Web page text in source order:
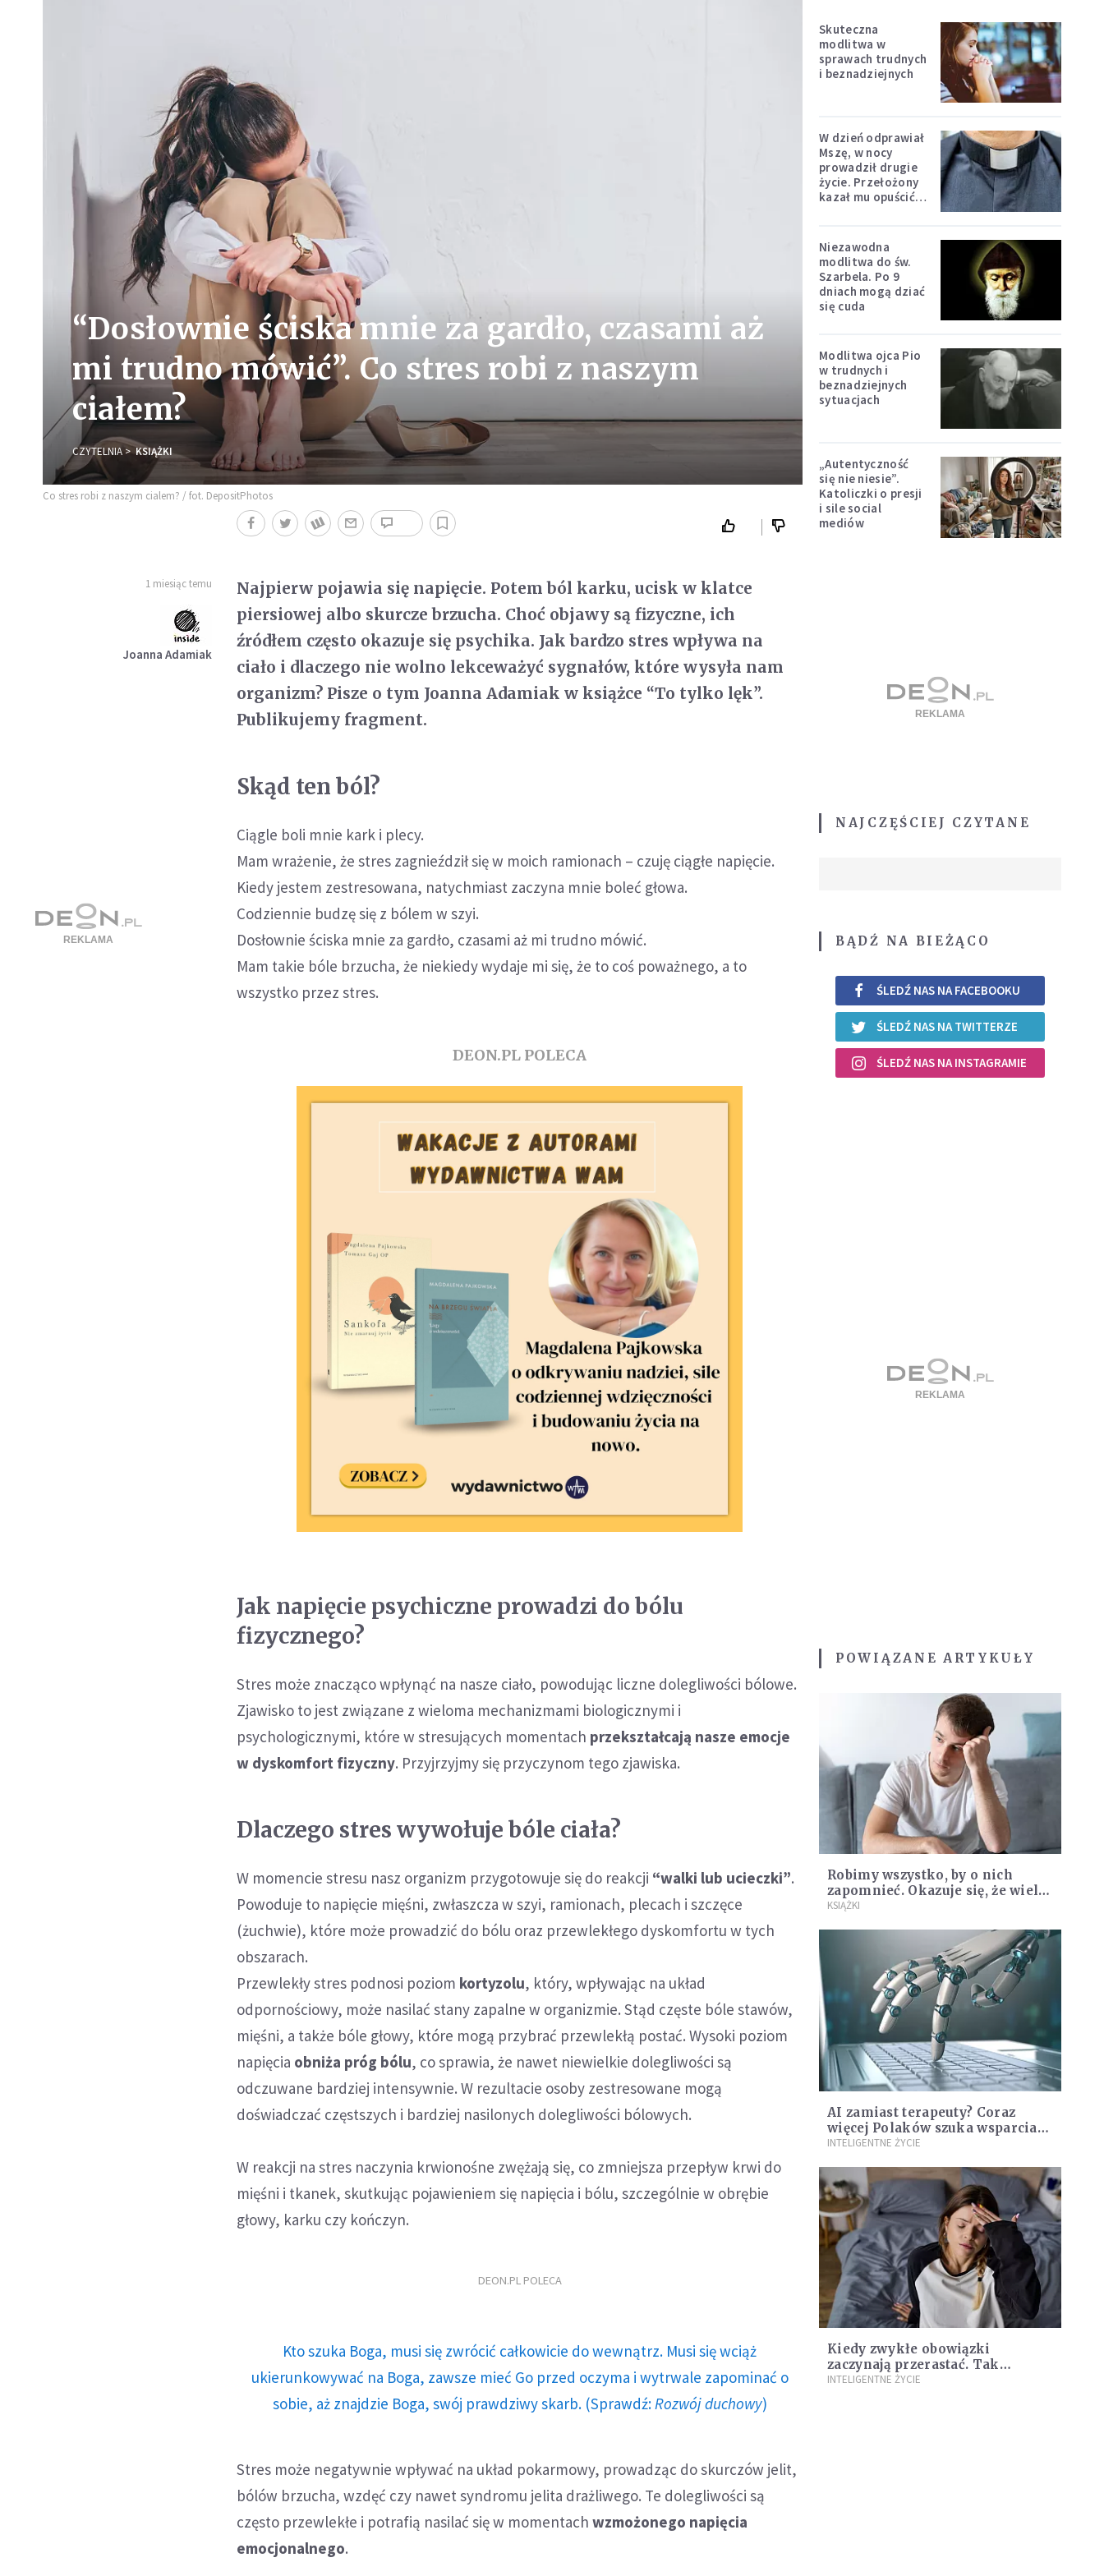
“Dosłownie ściska mnie za gardło, czasami aż
mi trudno mówić”. Co stres robi z naszym
ciałem?
CZYTELNIA KSIĄŻKI
Co stres robi z naszym cialem? / fot. DepositPhotos
1 miesiąc temu
Joanna Adamiak
Najpierw pojawia się napięcie. Potem ból karku, ucisk w klatce
piersiowej albo skurcze brzucha. Choć objawy są fizyczne, ich
źródłem często okazuje się psychika. Jak bardzo stres wpływa na
ciało i dlaczego nie wolno lekceważyć sygnałów, które wysyła nam
organizm? Pisze o tym Joanna Adamiak w książce “To tylko lęk”.
Publikujemy fragment.
Skąd ten ból?
Ciągle boli mnie kark i plecy.
Mam wrażenie, że stres zagnieździł się w moich ramionach – czuję ciągłe napięcie.
Kiedy jestem zestresowana, natychmiast zaczyna mnie boleć głowa.
Codziennie budzę się z bólem w szyi.
Dosłownie ściska mnie za gardło, czasami aż mi trudno mówić.
Mam takie bóle brzucha, że niekiedy wydaje mi się, że to coś poważnego, a to
wszystko przez stres.
DEON.PL POLECA
Jak napięcie psychiczne prowadzi do bólu
fizycznego?
Stres może znacząco wpłynąć na nasze ciało, powodując liczne dolegliwości bólowe.
Zjawisko to jest związane z wieloma mechanizmami biologicznymi i
psychologicznymi, które w stresujących momentach przekształcają nasze emocje
w dyskomfort fizyczny. Przyjrzyjmy się przyczynom tego zjawiska.
Dlaczego stres wywołuje bóle ciała?
W momencie stresu nasz organizm przygotowuje się do reakcji “walki lub ucieczki”.
Powoduje to napięcie mięśni, zwłaszcza w szyi, ramionach, plecach i szczęce
(żuchwie), które może prowadzić do bólu oraz przewlekłego dyskomfortu w tych
obszarach.
Przewlekły stres podnosi poziom kortyzolu, który, wpływając na układ
odpornościowy, może nasilać stany zapalne w organizmie. Stąd częste bóle stawów,
mięśni, a także bóle głowy, które mogą przybrać przewlekłą postać. Wysoki poziom
napięcia obniża próg bólu, co sprawia, że nawet niewielkie dolegliwości są
odczuwane bardziej intensywnie. W rezultacie osoby zestresowane mogą
doświadczać częstszych i bardziej nasilonych dolegliwości bólowych.
W reakcji na stres naczynia krwionośne zwężają się, co zmniejsza przepływ krwi do
mięśni i tkanek, skutkując pojawieniem się napięcia i bólu, szczególnie w obrębie
głowy, karku czy kończyn.
DEON.PL POLECA
Kto szuka Boga, musi się zwrócić całkowicie do wewnątrz. Musi się wciąż
ukierunkowywać na Boga, zawsze mieć Go przed oczyma i wytrwale zapominać o
sobie, aż znajdzie Boga, swój prawdziwy skarb. (Sprawdź: Rozwój duchowy)
Stres może negatywnie wpływać na układ pokarmowy, prowadząc do skurczów jelit,
bólów brzucha, wzdęć czy nawet syndromu jelita drażliwego. Te dolegliwości są
często przewlekłe i potrafią nasilać się w momentachwzmożonego napięcia
emocjonalnego.
Skuteczna
modlitwa w
sprawach trudnych
i beznadziejnych
W dzień odprawiał
Mszę, w nocy
prowadził drugie
życie. Przełożony
kazał mu opuścić
Niezawodna
modlitwa do św.
Szarbela. Po 9
dniach mogą dziać
się cuda
Modlitwa ojca Pio
w trudnych i
beznadziejnych
sytuacjach
„Autentyczność
się nie niesie”.
Katoliczki o presji
i sile social
mediów
NAJCZĘŚCIEJ CZYTANE
BĄDŹ NA BIEŻĄCO
ŚLEDŹ NAS NA FACEBOOKU
ŚLEDŹ NAS NA TWITTERZE
ŚLEDŹ NAS NA INSTAGRAMIE
POWIĄZANE ARTYKUŁY
Robimy wszystko, by o nich
zapomnieć. Okazuje się, że wiele
na tym tracimy. Czego mogą nas
KSIĄŻKI
AI zamiast terapeuty? Coraz
więcej Polaków szuka wsparcia
psychicznego w chatbotach
INTELIGENTNE ŻYCIE
Kiedy zwykłe obowiązki
zaczynają przerastać. Tak
objawia się emocjonalne
INTELIGENTNE ŻYCIE